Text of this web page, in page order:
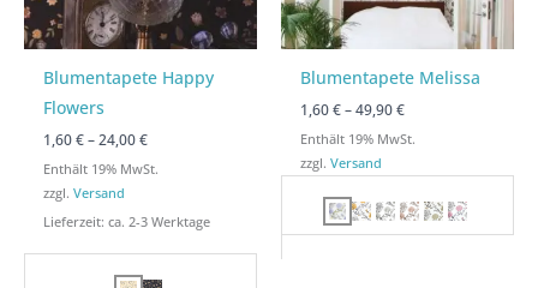
Blumentapete Happy
Flowers
1,60€ –24,00€
Enthält 19% MwSt.
zzgl.Versand
Lieferzeit: ca. 2-3 Werktage
Blumentapete Melissa
1,60€ –49,90€
Enthält 19% MwSt.
zzgl.Versand